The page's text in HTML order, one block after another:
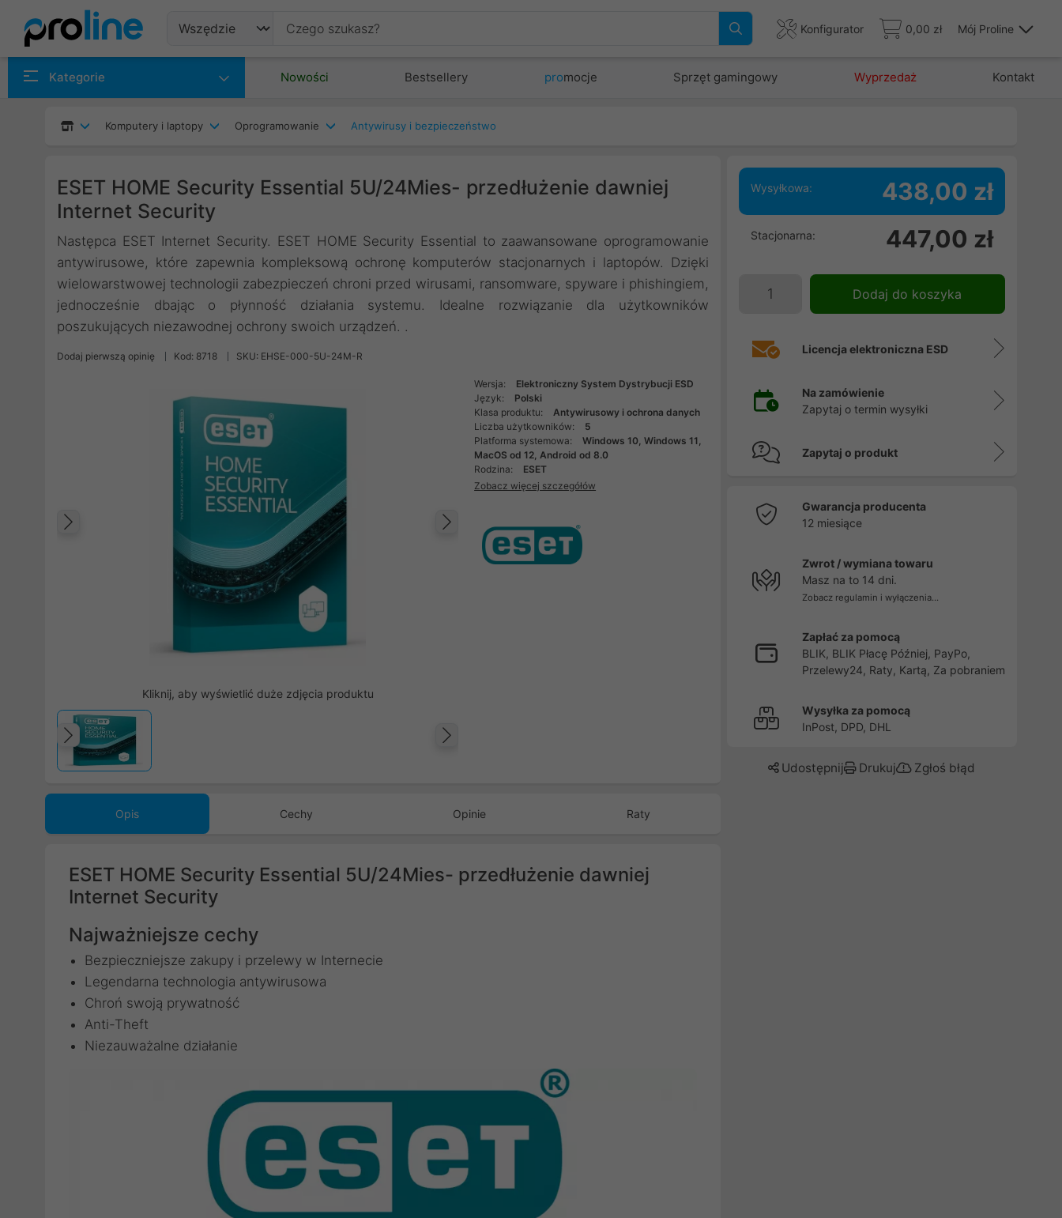
Konfigurator 0,00 zł Mój Proline
Kategorie Nowości Bestsellery promocje Sprzęt gamingowy Wyprzedaż Kontakt
Komputery i laptopy Oprogramowanie Antywirusy i bezpieczeństwo
ESET HOME Security Essential 5U/24Mies- przedłużenie dawniej
Internet Security
Następca ESET Internet Security. ESET HOME Security Essential to zaawansowane oprogramowanie
antywirusowe, które zapewnia kompleksową ochronę komputerów stacjonarnych i laptopów. Dzięki
wielowarstwowej technologii zabezpieczeń chroni przed wirusami, ransomware, spyware i phishingiem,
jednocześnie dbając o płynność działania systemu. Idealne rozwiązanie dla użytkowników
poszukujących niezawodnej ochrony swoich urządzeń. .
Dodaj pierwszą opinię Kod: 8718 SKU: EHSE-000-5U-24M-R
Następny
Poprzedni
Kliknij, aby wyświetlić duże zdjęcia produktu
Poprzedni
Wersja:
Elektroniczny System Dystrybucji ESD
Język:
Polski
Klasa produktu:
Antywirusowy i ochrona danych
Liczba użytkowników:
5
Platforma systemowa:
Windows 10, Windows 11,
MacOS od 12, Android od 8.0
Rodzina:
ESET
Zobacz więcej szczegółów
Opis Cechy Opinie Raty
ESET HOME Security Essential 5U/24Mies- przedłużenie dawniej
Internet Security
Najważniejsze cechy
Bezpieczniejsze zakupy i przelewy w Internecie
Legendarna technologia antywirusowa
Chroń swoją prywatność
Anti-Theft
Niezauważalne działanie
Wysyłkowa: 438,00 zł
Stacjonarna: 447,00 zł
Dodaj do koszyka
Licencja elektroniczna ESD
Na zamówienie
Zapytaj o termin wysyłki
Zapytaj o produkt
Gwarancja producenta
12 miesiące
Zwrot / wymiana towaru
Masz na to 14 dni.
Zobacz regulamin i wyłączenia...
Zapłać za pomocą
BLIK, BLIK Płacę Później, PayPo,
Przelewy24, Raty, Kartą, Za pobraniem
Wysyłka za pomocą
InPost, DPD, DHL
Udostępnij Drukuj Zgłoś błąd